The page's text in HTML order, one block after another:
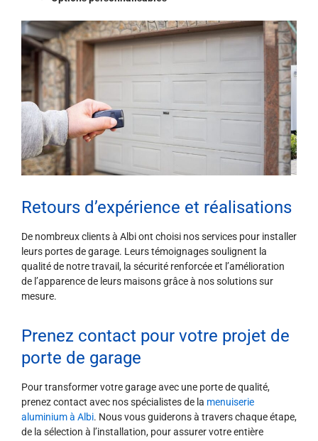
Retours d’expérience et réalisations
De nombreux clients à Albi ont choisi nos services pour installer
leurs portes de garage. Leurs témoignages soulignent la
qualité de notre travail, la sécurité renforcée et l’amélioration
de l’apparence de leurs maisons grâce à nos solutions sur
mesure.
Prenez contact pour votre projet de
porte de garage
Pour transformer votre garage avec une porte de qualité,
prenez contact avec nos spécialistes de la menuiserie
aluminium à Albi. Nous vous guiderons à travers chaque étape,
de la sélection à l’installation, pour assurer votre entière